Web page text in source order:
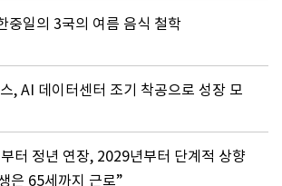
중일의 3국의 여름 음식 철학
, AI 데이터센터 조기 착공으로 성장 모
터 정년 연장, 2029년부터 단계적 상향
은 65세까지 근로”